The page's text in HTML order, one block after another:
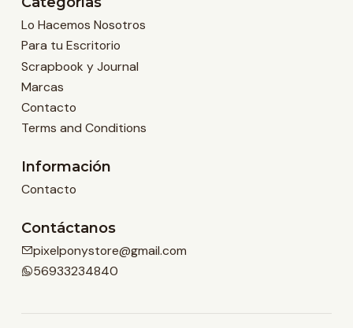
Lo Hacemos Nosotros
Para tu Escritorio
Scrapbook y Journal
Marcas
Contacto
Terms and Conditions
Información
Contacto
Contáctanos
pixelponystore@gmail.com
56933234840